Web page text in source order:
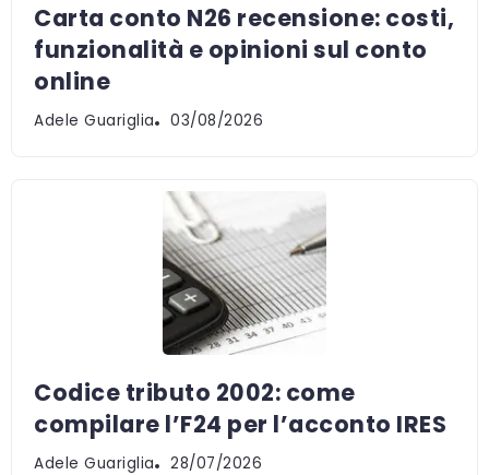
Carta conto N26 recensione: costi,
funzionalità e opinioni sul conto
online
Adele Guariglia 03/08/2026
Codice tributo 2002: come
compilare l’F24 per l’acconto IRES
Adele Guariglia 28/07/2026